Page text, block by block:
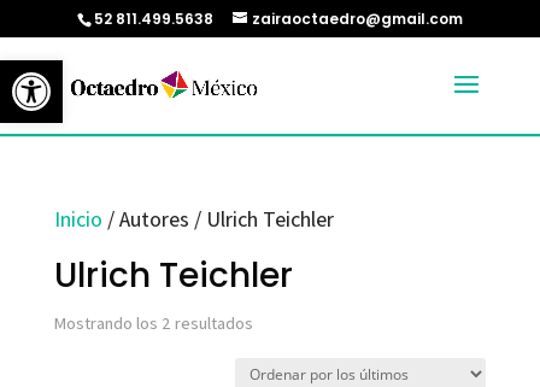
Abrir barra de herramientas
52 811.499.5638 zairaoctaedro@gmail.com
Inicio / Autores / Ulrich Teichler
Ulrich Teichler
Mostrando los 2 resultadosOrdenado